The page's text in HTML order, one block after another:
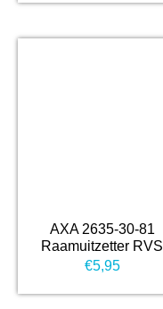
AXA 2635-30-81
Raamuitzetter RVS
€5,95